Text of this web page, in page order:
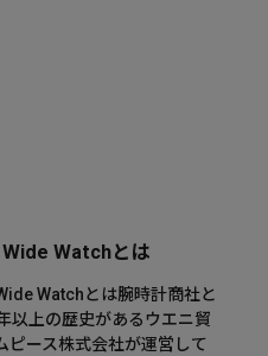
Watchとは
Watchとは腕時計商社と
以上の歴史があるウエニ貿
ピース株式会社が運営して